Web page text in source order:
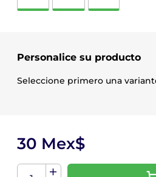
Personalice su producto
Seleccione primero una
30 Mex$